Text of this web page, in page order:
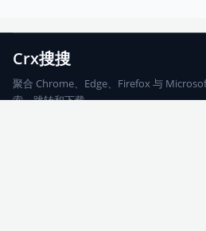
Crx搜搜
聚合 Chrome、Edge、Firefox 与
索、跳转和下载。